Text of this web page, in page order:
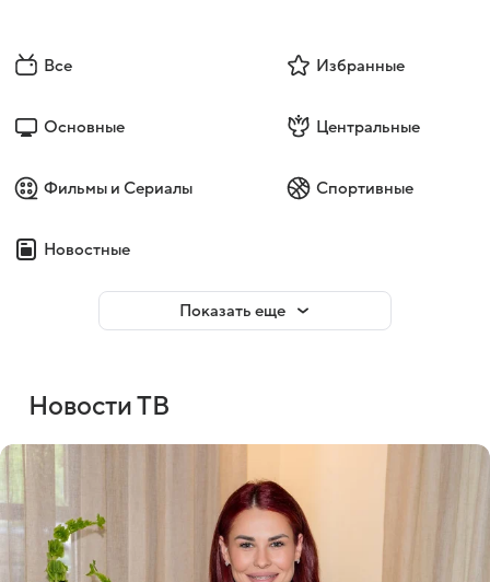
Все Избранные
Основные Центральные
Фильмы и Сериалы Спортивные
Новостные
Показать еще
Новости ТВ